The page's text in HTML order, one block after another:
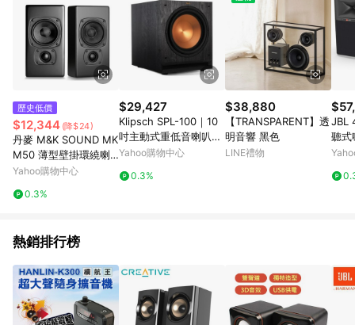
歷史低價
$12,344 (降$24)
丹麥 M&K SOUND MK
M50 薄型壁掛環繞喇
叭 /支
Yahoo購物中心
0.3%
$29,427
Klipsch SPL-100｜10
吋主動式重低音喇叭，
高效率擴大+震撼低
Yahoo購物中心
0.3%
$38,880
【TRANSPARENT】透
明音響 黑色
LINE禮物
JBL
聽式
大公
熱銷排行榜